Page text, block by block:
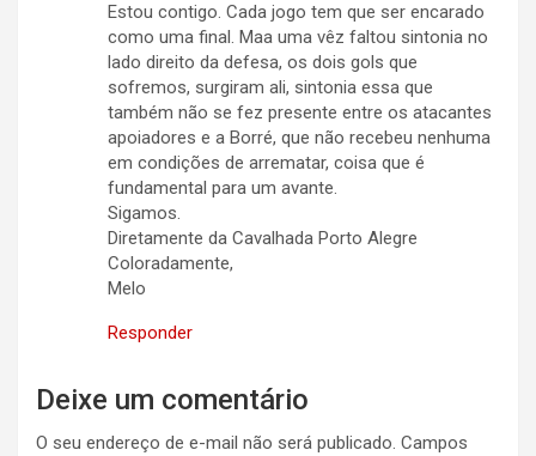
Estou contigo. Cada jogo tem que ser encarado
como uma final. Maa uma vêz faltou sintonia no
lado direito da defesa, os dois gols que
sofremos, surgiram ali, sintonia essa que
também não se fez presente entre os atacantes
apoiadores e a Borré, que não recebeu nenhuma
em condições de arrematar, coisa que é
fundamental para um avante.
Sigamos.
Diretamente da Cavalhada Porto Alegre
Coloradamente,
Melo
Responder
Deixe um comentário
O seu endereço de e-mail não será publicado. Campos